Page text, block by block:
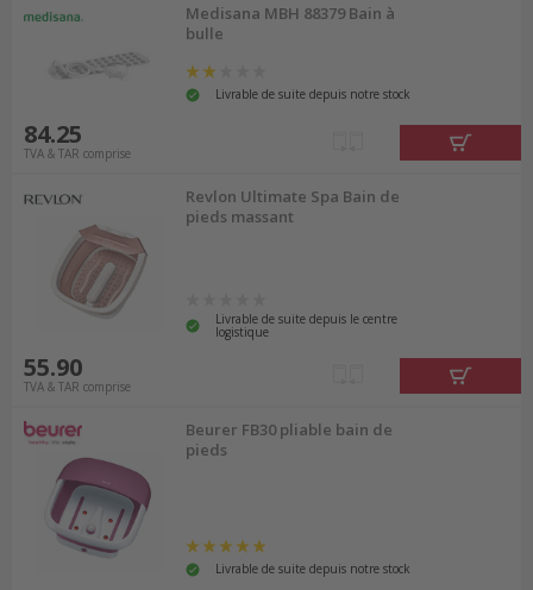
Medisana MBH 88379 Bain à
bulle
Livrable de suite depuis notre stock
84.25
TVA & TAR comprise
Revlon Ultimate Spa Bain de
pieds massant
Livrable de suite depuis le centre
logistique
55.90
TVA & TAR comprise
Beurer FB30 pliable bain de
pieds
Livrable de suite depuis notre stock